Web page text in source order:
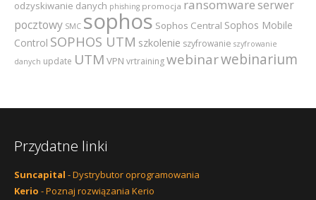
odzyskiwanie danych phishing promocja ransomware serwer
pocztowy SMC sophos Sophos Central Sophos Mobile
Control SOPHOS UTM szkolenie szyfrowanie szyfrowanie
danych update UTM VPN vrtrainingwebinarwebinarium
Przydatne linki
Suncapital - Dystrybutor oprogramowania
Kerio - Poznaj rozwiązania Kerio